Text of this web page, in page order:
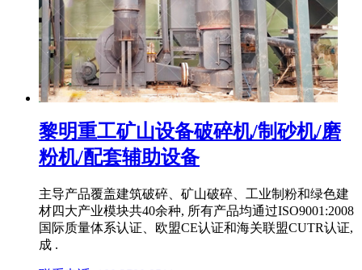
黎明重工矿山设备破碎机/制砂机/磨
粉机/配套辅助设备
主导产品覆盖建筑破碎、矿山破碎、工业制粉和绿色建
材四大产业模块共40余种, 所有产品均通过ISO9001:2008
国际质量体系认证、欧盟CE认证和海关联盟CUTR认证,
成 .